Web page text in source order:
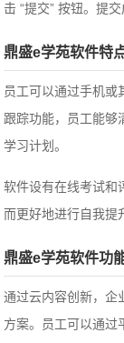
击 “提交” 按钮。提
鼎盛e学苑软件特
员工可以通过手机或
跟踪功能，员工能够
学习计划。
软件设有在线考试和
而更好地进行自我提
鼎盛e学苑软件功
通过云内容创新，企
方案。 员工可以通过